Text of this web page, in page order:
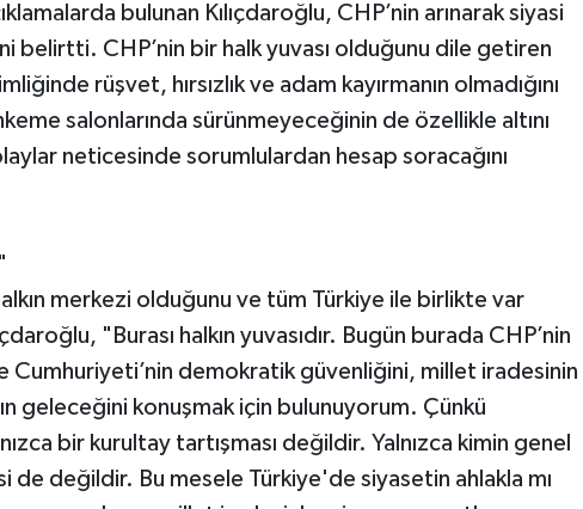
bulunan Kılıçdaroğlu, CHP’nin arınarak siyasi
belirtti. CHP’nin bir halk yuvası olduğunu dile getiren
rüşvet, hırsızlık ve adam kayırmanın olmadığını
salonlarında sürünmeyeceğinin de özellikle altını
neticesinde sorumlulardan hesap soracağını
merkezi olduğunu ve tüm Türkiye ile birlikte var
"Burası halkın yuvasıdır. Bugün burada CHP’nin
Cumhuriyeti’nin demokratik güvenliğini, millet iradesinin
geleceğini konuşmak için bulunuyorum. Çünkü
bir kurultay tartışması değildir. Yalnızca kimin genel
de değildir. Bu mesele Türkiye'de siyasetin ahlakla mı